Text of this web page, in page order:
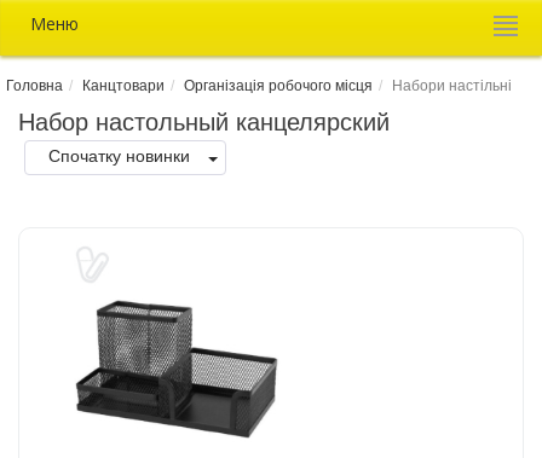
Меню
Головна Канцтовари Організація робочого місця Набори настiльнi
Набор настольный канцелярский
Спочатку новинки